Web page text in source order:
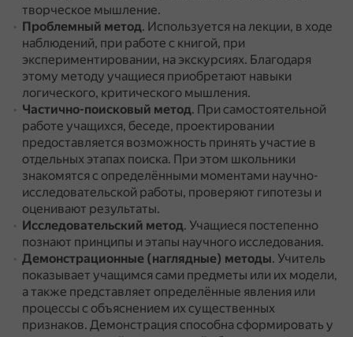
творческое мышление.
Проблемный метод. Используется на лекции, в ходе
наблюдений, при работе с книгой, при
экспериментировании, на экскурсиях. Благодаря
этому методу учащиеся приобретают навыки
логического, критического мышления.
Частично-поисковый метод. При самостоятельной
работе учащихся, беседе, проектировании
предоставляется возможность принять участие в
отдельных этапах поиска. При этом школьники
знакомятся с определёнными моментами научно-
исследовательской работы, проверяют гипотезы и
оценивают результаты.
Исследовательский метод. Учащиеся постепенно
познают принципы и этапы научного исследования.
Демонстрационные (наглядные) методы. Учитель
показывает учащимся сами предметы или их модели,
а также представляет определённые явления или
процессы с объяснением их существенных
признаков. Демонстрация способна сформировать у